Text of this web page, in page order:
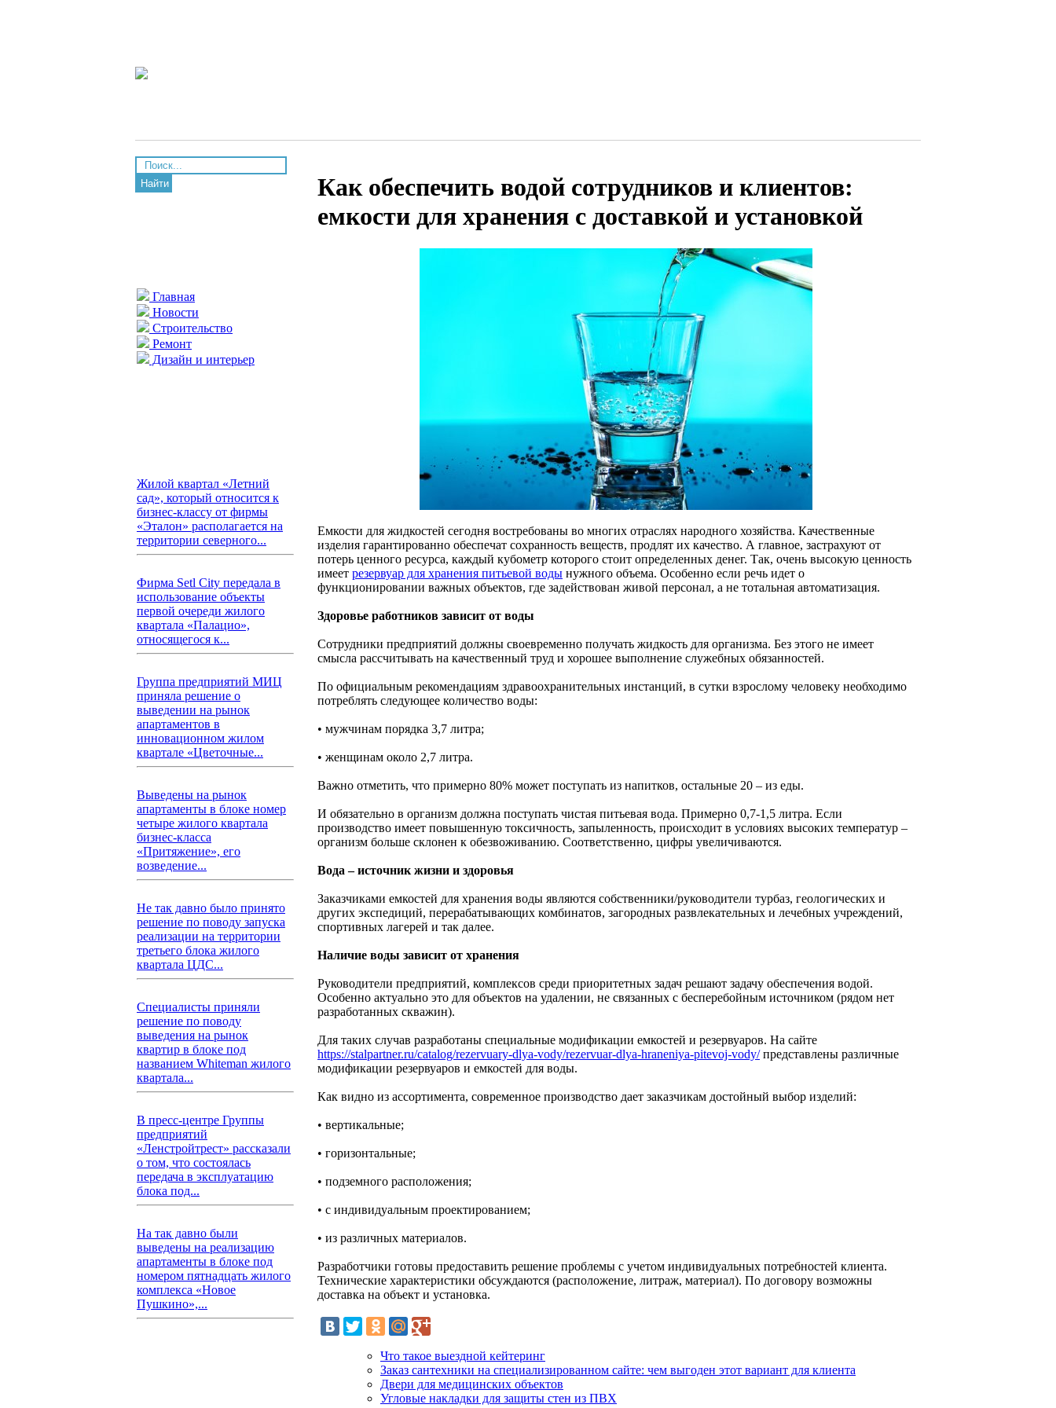
Найти
Главная
Новости
Строительство
Ремонт
Дизайн и интерьер
Жилой квартал «Летний
сад», который относится к
бизнес-классу от фирмы
«Эталон» располагается на
территории северного...
Фирма Setl City передала в
использование объекты
первой очереди жилого
квартала «Палацио»,
относящегося к...
Группа предприятий МИЦ
приняла решение о
выведении на рынок
апартаментов в
инновационном жилом
квартале «Цветочные...
Выведены на рынок
апартаменты в блоке номер
четыре жилого квартала
бизнес-класса
«Притяжение», его
возведение...
Не так давно было принято
решение по поводу запуска
реализации на территории
третьего блока жилого
квартала ЦДС...
Специалисты приняли
решение по поводу
выведения на рынок
квартир в блоке под
названием Whiteman жилого
квартала...
В пресс-центре Группы
предприятий
«Ленстройтрест» рассказали
о том, что состоялась
передача в эксплуатацию
блока под...
На так давно были
выведены на реализацию
апартаменты в блоке под
номером пятнадцать жилого
комплекса «Новое
Пушкино»,...
Как обеспечить водой сотрудников и клиентов:
емкости для хранения с доставкой и установкой
Емкости для жидкостей сегодня востребованы во многих отраслях народного хозяйства. Качественные
изделия гарантированно обеспечат сохранность веществ, продлят их качество. А главное, застрахуют от
потерь ценного ресурса, каждый кубометр которого стоит определенных денег. Так, очень высокую ценность
имеет резервуар для хранения питьевой воды нужного объема. Особенно если речь идет о
функционировании важных объектов, где задействован живой персонал, а не тотальная автоматизация.
Здоровье работников зависит от воды
Сотрудники предприятий должны своевременно получать жидкость для организма. Без этого не имеет
смысла рассчитывать на качественный труд и хорошее выполнение служебных обязанностей.
По официальным рекомендациям здравоохранительных инстанций, в сутки взрослому человеку необходимо
потреблять следующее количество воды:
• мужчинам порядка 3,7 литра;
• женщинам около 2,7 литра.
Важно отметить, что примерно 80% может поступать из напитков, остальные 20 – из еды.
И обязательно в организм должна поступать чистая питьевая вода. Примерно 0,7-1,5 литра. Если
производство имеет повышенную токсичность, запыленность, происходит в условиях высоких температур –
организм больше склонен к обезвоживанию. Соответственно, цифры увеличиваются.
Вода – источник жизни и здоровья
Заказчиками емкостей для хранения воды являются собственники/руководители турбаз, геологических и
других экспедиций, перерабатывающих комбинатов, загородных развлекательных и лечебных учреждений,
спортивных лагерей и так далее.
Наличие воды зависит от хранения
Руководители предприятий, комплексов среди приоритетных задач решают задачу обеспечения водой.
Особенно актуально это для объектов на удалении, не связанных с бесперебойным источником (рядом нет
разработанных скважин).
Для таких случав разработаны специальные модификации емкостей и резервуаров. На сайте
https://stalpartner.ru/catalog/rezervuary-dlya-vody/rezervuar-dlya-hraneniya-pitevoj-vody/представлены различные
модификации резервуаров и емкостей для воды.
Как видно из ассортимента, современное производство дает заказчикам достойный выбор изделий:
• вертикальные;
• горизонтальные;
• подземного расположения;
• с индивидуальным проектированием;
• из различных материалов.
Разработчики готовы предоставить решение проблемы с учетом индивидуальных потребностей клиента.
Технические характеристики обсуждаются (расположение, литраж, материал). По договору возможны
доставка на объект и установка.
Что такое выездной кейтеринг
Заказ сантехники на специализированном сайте: чем выгоден этот вариант для клиента
Двери для медицинских объектов
Угловые накладки для защиты стен из ПВХ